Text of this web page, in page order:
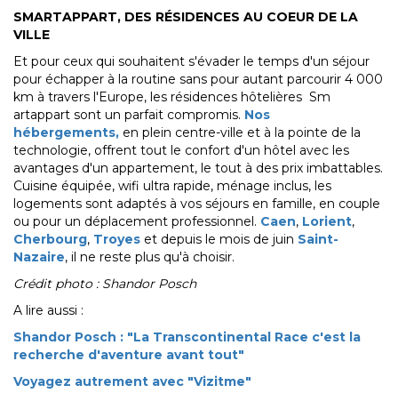
SMARTAPPART, DES RÉSIDENCES AU COEUR DE LA
VILLE
Et pour ceux qui souhaitent s'évader le temps d'un séjour
pour échapper à la routine sans pour autant parcourir 4 000
km à travers l'Europe, les résidences hôtelières Sm​
artappart sont un parfait compromis. Nos
hébergements, en plein centre-ville et à la pointe de la
technologie, offrent tout le confort d'un hôtel avec les
avantages d'un appartement, le tout à des prix imbattables.
Cuisine équipée, wifi ultra rapide, ménage inclus, les
logements sont adaptés à vos séjours en famille, en couple
ou pour un déplacement professionnel. Caen, Lorient,
Cherbourg, Troyes et depuis le mois de juin Saint-
Nazaire, il ne reste plus qu'à choisir.
Crédit photo : Shandor Posch
A lire aussi :
Shandor Posch : "La Transcontinental Race c'est la
recherche d'aventure avant tout"
Voyagez autrement avec "Vizitme"